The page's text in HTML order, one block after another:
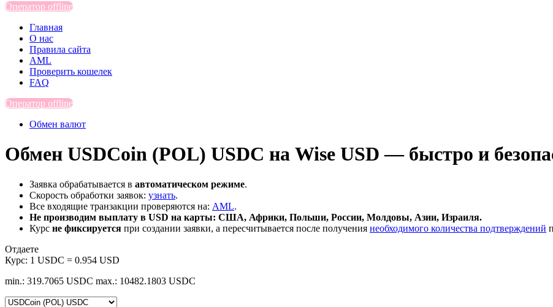
Оператор offline
Главная
О нас
Правила сайта
AML
Проверить кошелек
FAQ
Оператор offline
Обмен валют
Обмен USDCoin (POL) USDC на Wise USD — быстро и
Заявка обрабатывается в автоматическом режиме.
Скорость обработки заявок: узнать.
Все входящие транзакции проверяются на: AML.
Не производим выплату в USD на карты: США, Африки, Польши, России, Молдовы, Азии, Израиля.
Курс не фиксируется при создании заявки, а пересчитывается после получения необходимого количества подтверждений
Отдаете
Курс: 1 USDC = 0.954 USD
min.: 319.7065 USDC max.: 10482.1803 USDC